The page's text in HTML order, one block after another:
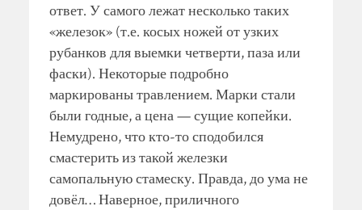
ответ. У самого лежат несколько таких
«железок» (т.е. косых ножей от узких
рубанков для выемки четверти, паза или
фаски). Некоторые подробно
маркированы травлением. Марки стали
были годные, а цена — сущие копейки.
Немудрено, что кто-то сподобился
смастерить из такой железки
самопальную стамеску. Правда, до ума не
довёл… Наверное, приличного